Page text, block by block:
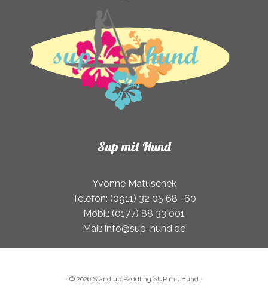
Sup mit Hund
Yvonne Matuschek
Telefon: (0911) 32 05 68 -60
Mobil: (0177) 88 33 001
Mail: info@sup-hund.de
· © 2026 Stand up Paddling SUP mit Hund ·